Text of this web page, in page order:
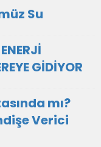
Su
GİDİYOR
mı?
Verici